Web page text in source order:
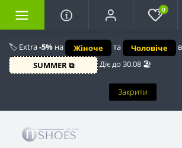
🏷️ Extra-5% на Жіноче та Чоловіче
SUMMER ⧉
Діє до 30.08 🏖️
Закрити
0